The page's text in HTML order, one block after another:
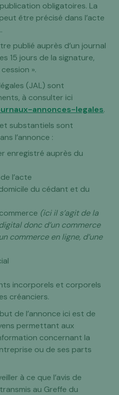
obligatoires. La
être précisé dans l’acte
publié auprès d’un journal
15 jours de la signature,
».
(JAL) sont
à consulter ici
annonces-legales.
substantiels sont
l’annonce :
enregistré auprès du
l’acte
du cédant et du
(ici il s’agit de la
donc d’un commerce
commerce en ligne, d’une
incorporels et corporels
créanciers.
de l’annonce ici est de
permettant aux
concernant la
ou de ses parts
à ce que l’avis de
au Greffe du